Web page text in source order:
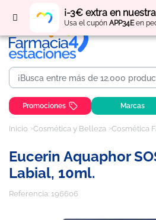
¡-3€ extra en
Usa el cupón APP34Een
Regístratey obtén puntos
Promociones Marcas
Inicio Cosmética y Belleza Cosmética
Eucerin Aquaphor
Labial, 10ml.
Referencia: 196606